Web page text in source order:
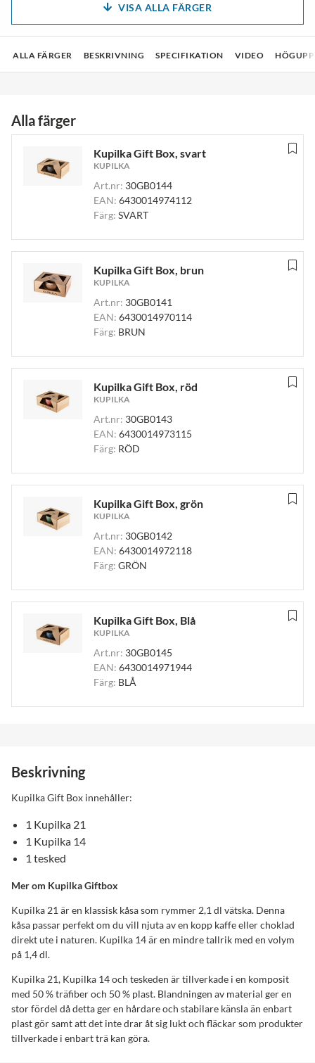
VISA ALLA FÄRGER
ALLA FÄRGER BESKRIVNING SPECIFIKATION VIDEO
Alla färger
Kupilka Gift Box, svart
KUPILKA
Art.nr: 30GB0144
EAN: 6430014974112
Färg: SVART
Kupilka Gift Box, brun
KUPILKA
Art.nr: 30GB0141
EAN: 6430014970114
Färg: BRUN
Kupilka Gift Box, röd
KUPILKA
Art.nr: 30GB0143
EAN: 6430014973115
Färg: RÖD
Kupilka Gift Box, grön
KUPILKA
Art.nr: 30GB0142
EAN: 6430014972118
Färg: GRÖN
Kupilka Gift Box, Blå
KUPILKA
Art.nr: 30GB0145
EAN: 6430014971944
Färg: BLÅ
Beskrivning
Kupilka Gift Box innehåller:
1 Kupilka 21
1 Kupilka 14
1 tesked
Mer om Kupilka Giftbox
Kupilka 21 är en klassisk kåsa som rymmer 2,1 dl vätska. Denna
kåsa passar perfekt om du vill njuta av en kopp kaffe eller choklad
direkt ute i naturen. Kupilka 14 är en mindre tallrik med en volym
på 1,4 dl.
Kupilka 21, Kupilka 14 och teskeden är tillverkade i en komposit
med 50 % träfiber och 50 % plast. Blandningen av material ger en
stor fördel då detta ger en hårdare och stabilare känsla än enbart
plast gör samt att det inte drar åt sig lukt och fläckar som produkter
tillverkade i enbart trä kan göra.